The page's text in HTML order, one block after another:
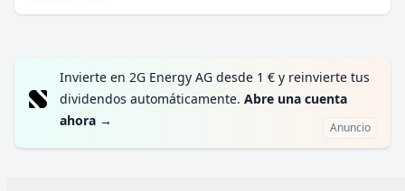
Invierte en 2G Energy AG desde 1 € y reinvierte tus
dividendos automáticamente. Abre una cuenta
ahora → Anuncio